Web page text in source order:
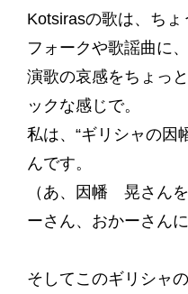
Kotsirasの歌は、ちょ
フォークや歌謡曲に、
演歌の哀感をちょっ
ックな感じで。
私は、“ギリシャの
んです。
（あ、因幡 晃さん
ーさん、おかーさん
そしてこのギリシャ